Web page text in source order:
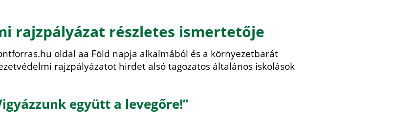
rajzpályázat részletes ismertetője
oldal aa Föld napja alkalmából és a környezetbarát
rajzpályázatot hirdet alsó tagozatos általános iskolások
együtt a levegőre!”